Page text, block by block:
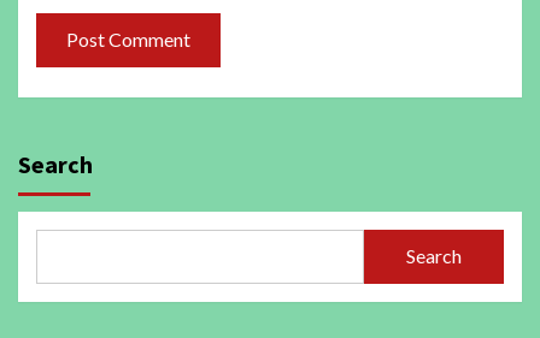
Search
Search